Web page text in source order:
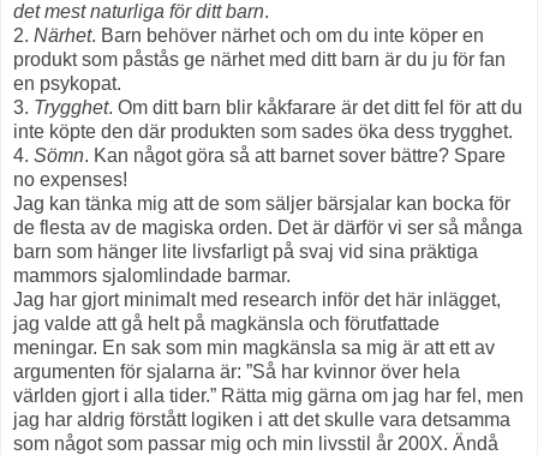
det mest naturliga för ditt barn.
2. Närhet. Barn behöver närhet och om du inte köper en
produkt som påstås ge närhet med ditt barn är du ju för fan
en psykopat.
3. Trygghet. Om ditt barn blir kåkfarare är det ditt fel för att du
inte köpte den där produkten som sades öka dess trygghet.
4. Sömn. Kan något göra så att barnet sover bättre? Spare
no expenses!
Jag kan tänka mig att de som säljer bärsjalar kan bocka för
de flesta av de magiska orden. Det är därför vi ser så många
barn som hänger lite livsfarligt på svaj vid sina präktiga
mammors sjalomlindade barmar.
Jag har gjort minimalt med research inför det här inlägget,
jag valde att gå helt på magkänsla och förutfattade
meningar. En sak som min magkänsla sa mig är att ett av
argumenten för sjalarna är: ”Så har kvinnor över hela
världen gjort i alla tider.” Rätta mig gärna om jag har fel, men
jag har aldrig förstått logiken i att det skulle vara detsamma
som något som passar mig och min livsstil år 200X. Ändå